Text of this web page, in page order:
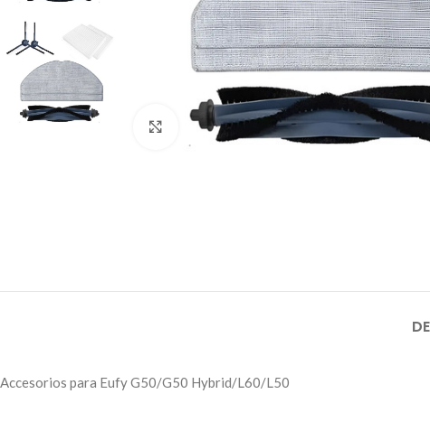
Click to enlarge
Accesorios para Eufy G50/G50 Hybrid/L60/L50